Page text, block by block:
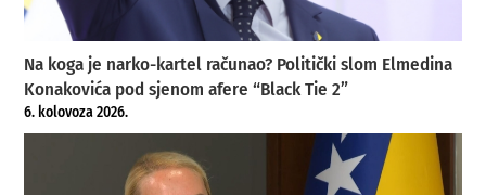
Na koga je narko-kartel računao? Politički slom Elmedina
Konakovića pod sjenom afere “Black Tie 2”
6. kolovoza 2026.